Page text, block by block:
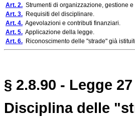
Art. 2. Strumenti di organizzazione, gestione e
Art. 3. Requisiti del disciplinare.
Art. 4. Agevolazioni e contributi finanziari.
Art. 5. Applicazione della legge.
Art. 6. Riconoscimento delle "strade" già
§ 2.8.90 - Legge
Disciplina delle